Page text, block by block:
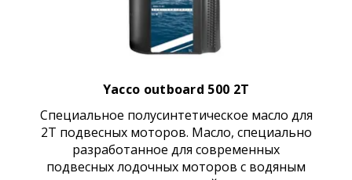
Yacco outboard 500 2T
Специальное полусинтетическое масло для
2Т подвесных моторов. Масло, специально
разработанное для современных
подвесных лодочных моторов с водяным